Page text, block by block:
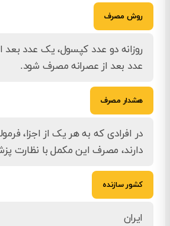
روش مصرف
روزانه دو عدد کپسول، یک عدد
عدد بعد از عصرانه مصرف شود.
هشدار مصرف
در افرادی که به هر یک از اجزا،
دارند، مصرف این مکمل با نظارت
کشور سازنده
ایران